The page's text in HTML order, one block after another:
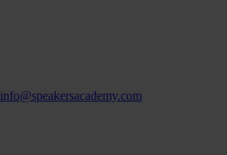
info@speakersacademy.com